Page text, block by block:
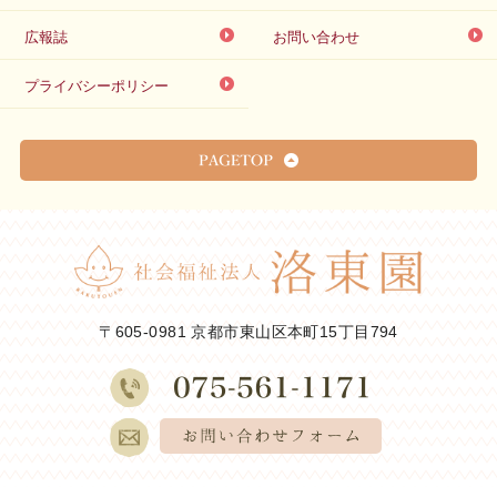
広報誌 お問い合わせ
プライバシーポリシー
〒605-0981 京都市東山区本町15丁目794